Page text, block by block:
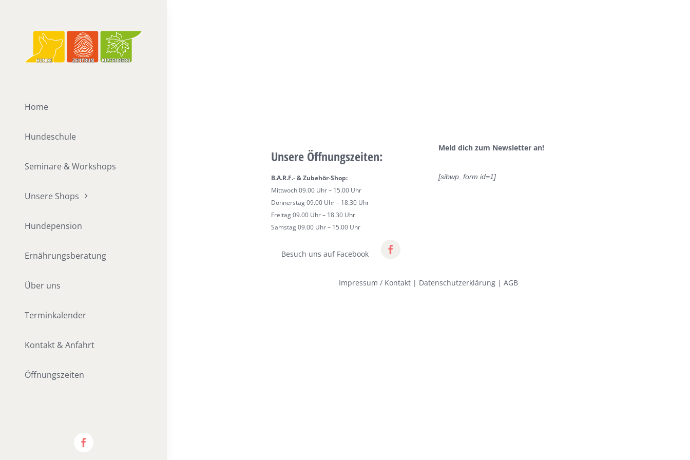
Home
Hundeschule
Seminare & Workshops
Unsere Shops
Hundepension
Ernährungsberatung
Über uns
Terminkalender
Kontakt & Anfahrt
Öffnungszeiten
Unsere Öffnungszeiten:
B.A.R.F.- & Zubehör-Shop:
Mittwoch 09.00 Uhr – 15.00 Uhr
Donnerstag 09.00 Uhr – 18.30 Uhr
Freitag 09.00 Uhr – 18.30 Uhr
Samstag 09.00 Uhr – 15.00 Uhr
Besuch uns auf Facebook
Meld dich zum Newsletter an!
[sibwp_form id=1]
Impressum / Kontakt| Datenschutzerklärung| AGB